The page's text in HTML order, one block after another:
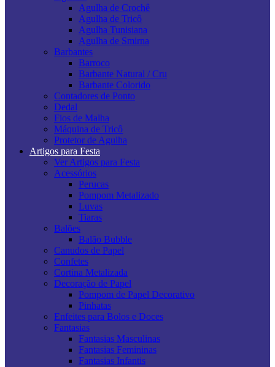
Agulha de Crochê
Agulha de Tricô
Agulha Tunisiana
Agulha de Smirna
Barbantes
Barroco
Barbante Natural / Cru
Barbante Colorido
Contadores de Ponto
Dedal
Fios de Malha
Máquina de Tricô
Protetor de Agulha
Artigos para Festa
Ver Artigos para Festa
Acessórios
Perucas
Pompom Metalizado
Luvas
Tiaras
Balões
Balão Bubble
Canudos de Papel
Confetes
Cortina Metalizada
Decoração de Papel
Pompom de Papel Decorativo
Pinhatas
Enfeites para Bolos e Doces
Fantasias
Fantasias Masculinas
Fantasias Femininas
Fantasias Infantis